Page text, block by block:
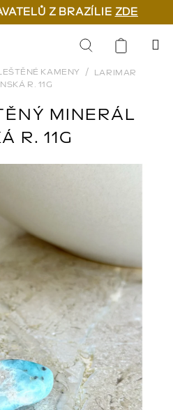
Z BRAZÍLIE ZDE
Hledat
KAMENY
LARIMAR
R. 11G
MINERÁL
R. 11G